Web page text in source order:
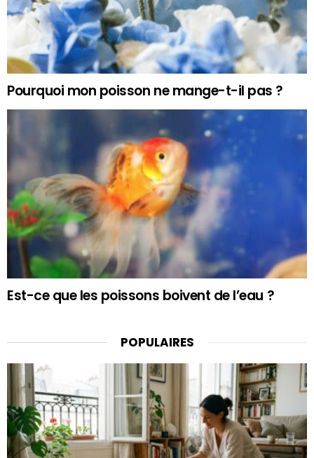
Pourquoi mon poisson ne mange-t-il pas ?
Est-ce que les poissons boivent de l’eau ?
POPULAIRES